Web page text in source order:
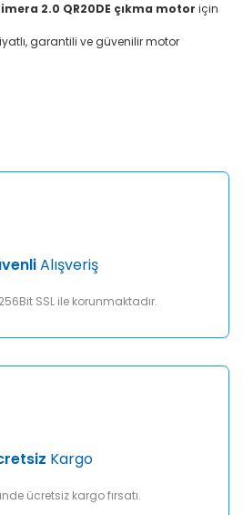
2.0 QR20DE çıkma motor için
garantili ve güvenilir motor
Yorum Yaz
daha pahalı.
Alışveriş
SSL ile korunmaktadır.
Kargo
ücretsiz kargo fırsatı.